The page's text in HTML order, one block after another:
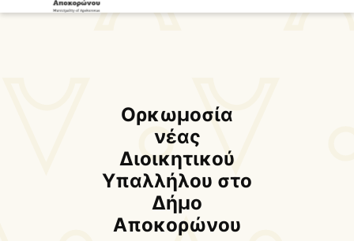
Εντεταλμένοι Δημοτικοί
Σύμβουλοι
Δημοτικό Συμβούλιο
Ορκωμοσία
νέας
Διοικητικού
Υπαλλήλου στο
Δήμο
Αποκορώνου